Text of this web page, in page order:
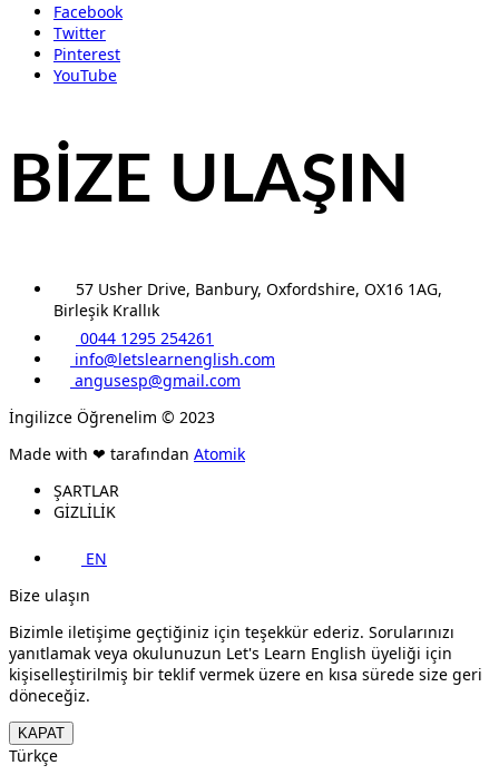
Facebook
Twitter
Pinterest
YouTube
BİZE ULAŞIN
57 Usher Drive, Banbury, Oxfordshire, OX16 1AG,
Birleşik Krallık
0044 1295 254261
info@letslearnenglish.com
angusesp@gmail.com
İngilizce Öğrenelim © 2023
Made with ❤ tarafından Atomik
ŞARTLAR
GİZLİLİK
EN
Bize ulaşın
Bizimle iletişime geçtiğiniz için teşekkür ederiz. Sorularınızı
yanıtlamak veya okulunuzun Let's Learn English üyeliği için
kişiselleştirilmiş bir teklif vermek üzere en kısa sürede size geri
döneceğiz.
KAPAT
Türkçe